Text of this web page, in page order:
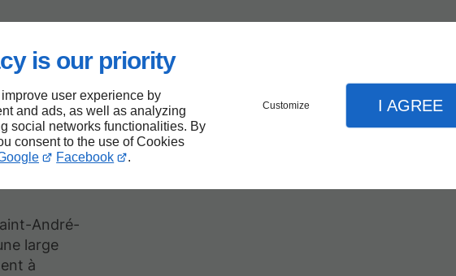
is our priority
user experience by
and ads, as well as analyzing
social networks functionalities. By
consent to the use of Cookies
Facebook .
Customize I AGREE
André-
large
à